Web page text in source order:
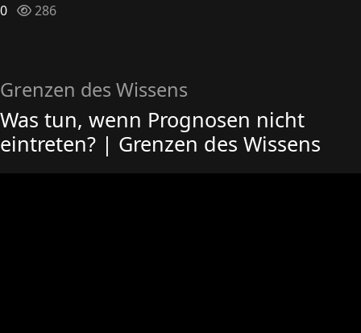
0
286
Grenzen des Wissens
Was tun, wenn Prognosen nicht
eintreten? | Grenzen des Wissens